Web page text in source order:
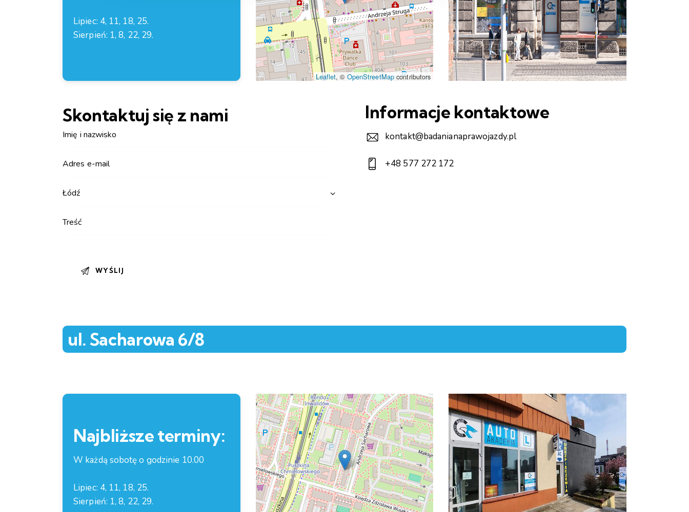
Lipiec: 4, 11, 18, 25.
Sierpień: 1, 8, 22, 29.
Leaflet, © OpenStreetMap contributors
Skontaktuj się z nami Informacje kontaktowe
kontakt@badanianaprawojazdy.pl
+48 577 272 172
ul. Sacharowa 6/8
Najbliższe terminy:
W każdą sobotę o godzinie 10.00
Lipiec: 4, 11, 18, 25.
Sierpień: 1, 8, 22, 29.